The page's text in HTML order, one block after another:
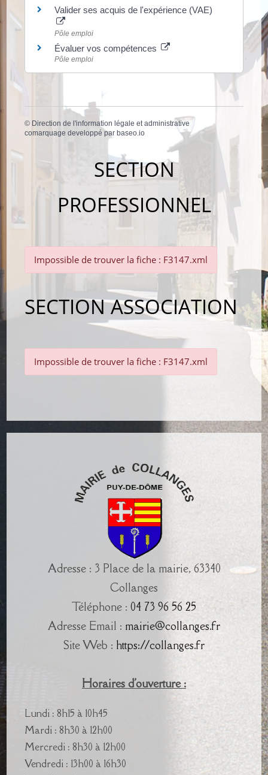
Valider ses acquis de l'expérience (VAE)
Pôle emploi
Évaluer vos compétences
Pôle emploi
© Direction de l'information légale et administrative
comarquage developpé par baseo.io
SECTION
PROFESSIONNEL
Impossible de trouver la fiche : F3147.xml
SECTION ASSOCIATION
Impossible de trouver la fiche : F3147.xml
Adresse : 3 Place de la mairie, 63340
Collanges
Téléphone : 04 73 96 56 25
Adresse Email : mairie@collanges.fr
Site Web : https://collanges.fr
Horaires d'ouverture :
Lundi : 8h15 à 10h45
Mardi : 8h30 à 12h00
Mercredi : 8h30 à 12h00
Vendredi : 13h00 à 16h30